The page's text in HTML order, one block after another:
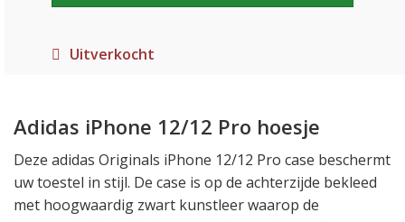
Uitverkocht
Adidas iPhone 12/12 Pro hoesje
Deze adidas Originals iPhone 12/12 Pro case beschermt
uw toestel in stijl. De case is op de achterzijde bekleed
met hoogwaardig zwart kunstleer waarop de